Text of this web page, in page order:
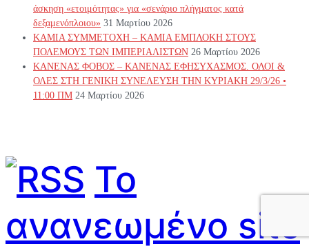
άσκηση «ετοιμότητας» για «σενάριο πλήγματος κατά
δεξαμενόπλοιου» 31 Μαρτίου 2026
ΚΑΜΙΑ ΣΥΜΜΕΤΟΧΗ – ΚΑΜΙΑ ΕΜΠΛΟΚΗ ΣΤΟΥΣ
ΠΟΛΕΜΟΥΣ ΤΩΝ ΙΜΠΕΡΙΑΛΙΣΤΩΝ 26 Μαρτίου 2026
ΚΑΝΕΝΑΣ ΦΟΒΟΣ – ΚΑΝΕΝΑΣ ΕΦΗΣΥΧΑΣΜΟΣ. ΟΛΟΙ &
ΟΛΕΣ ΣΤΗ ΓΕΝΙΚΗ ΣΥΝΕΛΕΥΣΗ ΤΗΝ ΚΥΡΙΑΚΗ 29/3/26 •
11:00 ΠΜ 24 Μαρτίου 2026
Το
ανανεωμένο site